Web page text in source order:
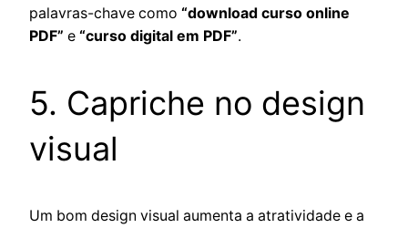
palavras-chave como “download curso online
PDF” e “curso digital em PDF”.
5. Capriche no design
visual
Um bom design visual aumenta a atratividade e a